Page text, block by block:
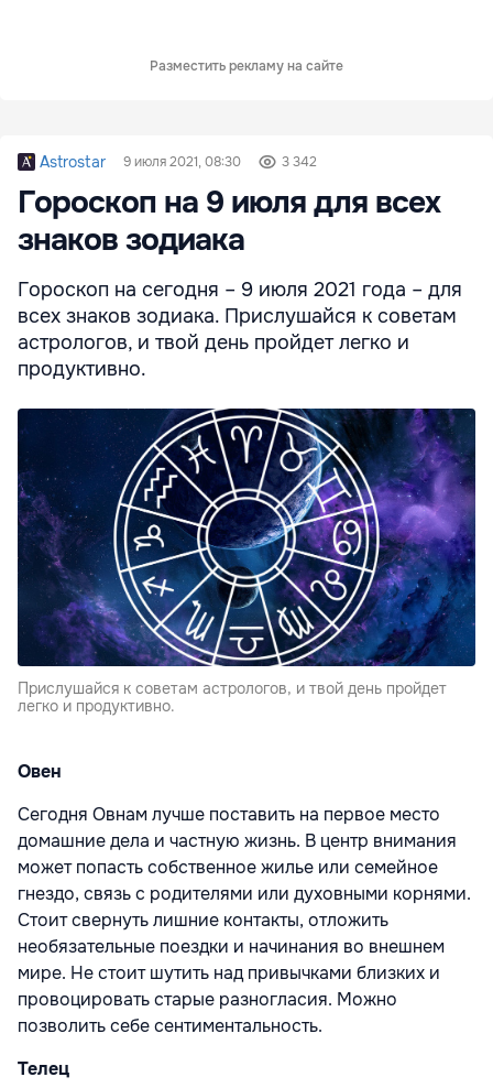
Разместить рекламу на сайте
Astrostar 9 июля 2021, 08:30 3 342
Гороскоп на 9 июля для всех
знаков зодиака
Гороскоп на сегодня – 9 июля 2021 года – для
всех знаков зодиака. Прислушайся к советам
астрологов, и твой день пройдет легко и
продуктивно.
Прислушайся к советам астрологов, и твой день пройдет
легко и продуктивно.
Овен
Сегодня Овнам лучше поставить на первое место
домашние дела и частную жизнь. В центр внимания
может попасть собственное жилье или семейное
гнездо, связь с родителями или духовными корнями.
Стоит свернуть лишние контакты, отложить
необязательные поездки и начинания во внешнем
мире. Не стоит шутить над привычками близких и
провоцировать старые разногласия. Можно
позволить себе сентиментальность.
Телец